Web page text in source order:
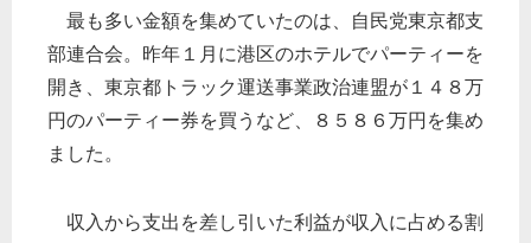
最も多い金額を集めていたのは、自民党東京都支
部連合会。昨年１月に港区のホテルでパーティーを
開き、東京都トラック運送事業政治連盟が１４８万
円のパーティー券を買うなど、８５８６万円を集め
ました。
収入から支出を差し引いた利益が収入に占める割